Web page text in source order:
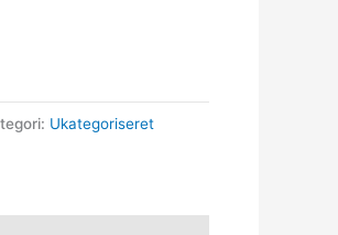
Ukategoriseret